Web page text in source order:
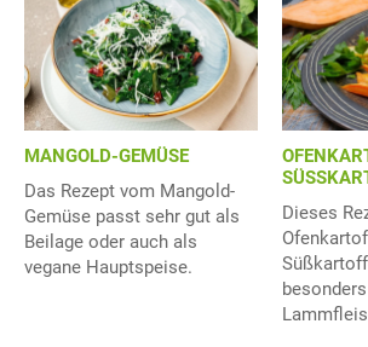
MANGOLD-GEMÜSE
Das Rezept vom Mangold-
Gemüse passt sehr gut als
Beilage oder auch als
vegane Hauptspeise.
Dieses